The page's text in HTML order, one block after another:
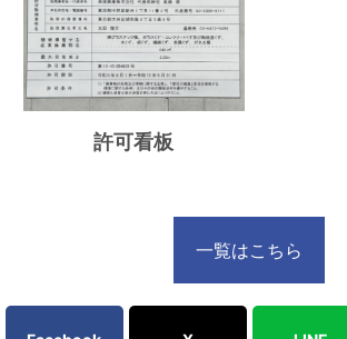
許可看板
一覧はこちら